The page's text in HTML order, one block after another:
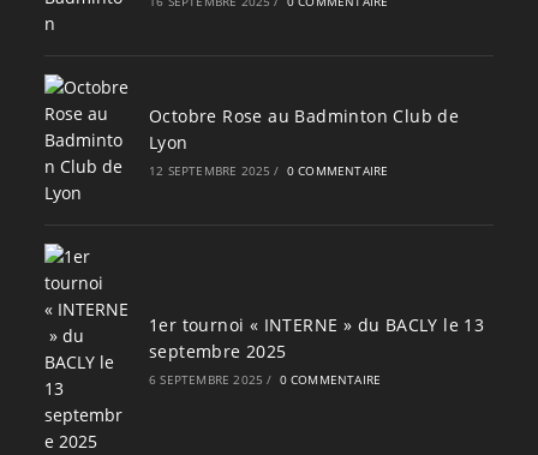
Octobre Rose au Badminton Club de
Lyon
12 SEPTEMBRE 2025 / 0 COMMENTAIRE
1er tournoi « INTERNE » du BACLY le 13
septembre 2025
6 SEPTEMBRE 2025 / 0 COMMENTAIRE